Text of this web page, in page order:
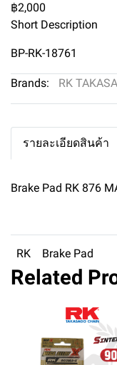
฿2,000
Short Description
BP-RK-18761
Brands: RK
รายละเอียดสินค้า
Brake Pad RK 876
RK Brake Pad
Related